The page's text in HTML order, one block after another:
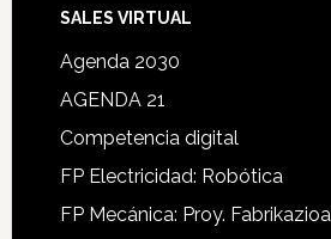
SALES VIRTUAL
Agenda 2030
AGENDA 21
Competencia digital
FP Electricidad: Robótica
FP Mecánica: Proy. Fabrikazioa